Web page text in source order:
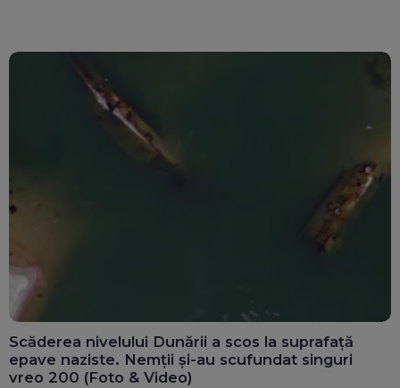
Scăderea nivelului Dunării a scos la suprafață
epave naziste. Nemții și-au scufundat singuri
vreo 200 (Foto & Video)